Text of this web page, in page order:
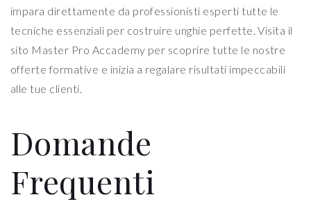
impara direttamente da professionisti esperti tutte le
tecniche essenziali per costruire unghie perfette. Visita il
sito Master Pro Accademy per scoprire tutte le nostre
offerte formative e inizia a regalare risultati impeccabili
alle tue clienti.
Domande
Frequenti